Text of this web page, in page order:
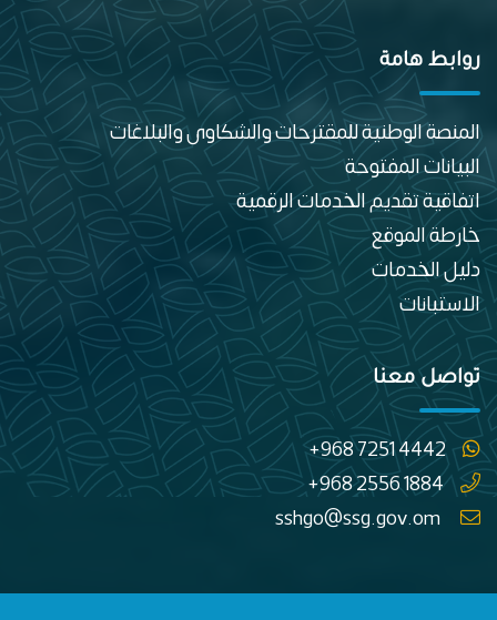
روابط هامة
المنصة الوطنية للمقترحات والشكاوى والبلاغات
البيانات المفتوحة
اتفاقية تقديم الخدمات الرقمية
خارطة الموقع
دليل الخدمات
الاستبانات
تواصل معنا
+968 7251 4442
+968 2556 1884